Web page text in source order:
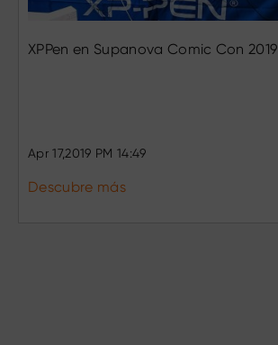
XPPen en Supanova Comic Con 2019
Apr 17,2019 PM 14:49
Descubre más